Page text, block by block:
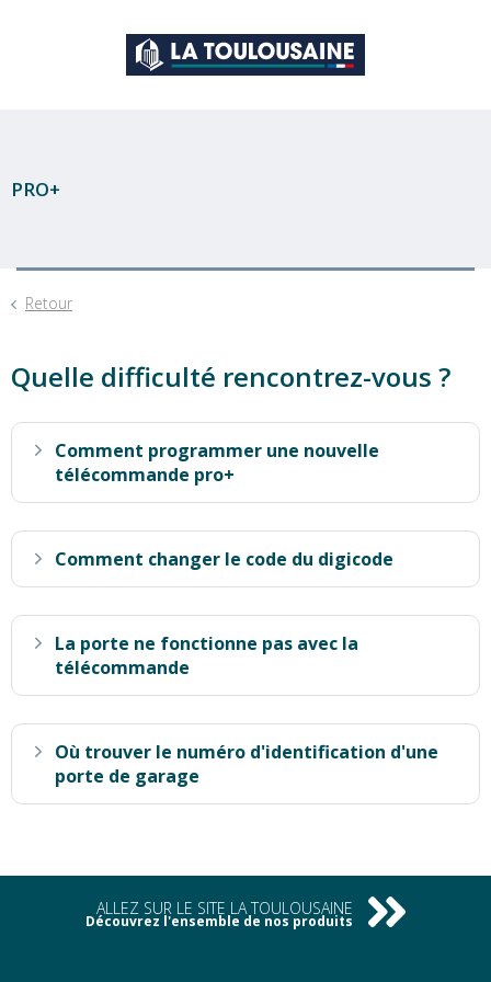
PRO+
Retour
Quelle difficulté rencontrez-vous ?
Comment programmer une nouvelle
télécommande pro+
Comment changer le code du digicode
La porte ne fonctionne pas avec la
télécommande
Où trouver le numéro d'identification d'une
porte de garage
ALLEZ SUR LE SITE LA TOULOUSAINE
Découvrez l'ensemble de nos produits